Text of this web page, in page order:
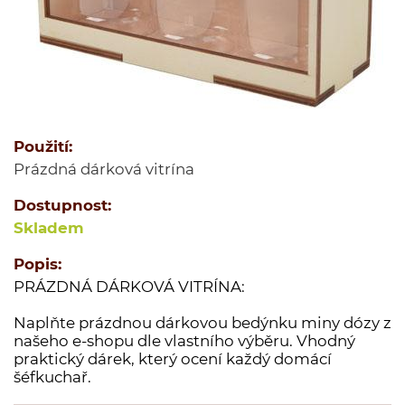
Jednodruhové koření
Kořenící směsi
Kořenící směsi pro masnou výrobu
Ovoce sušené
Polévky
Cukry a dochucovací cukry
Soli a dochucovací soli
Maďarské originální kořenící speciality
Sušené houby
Tekutá koření a dochucovadla
Marinády a pasty
Potravinové přípravky
Použití:
Prázdná dárková vitrína
Dostupnost:
Skladem
Popis:
PRÁZDNÁ DÁRKOVÁ VITRÍNA:
Naplňte prázdnou dárkovou bedýnku miny dózy z
našeho e-shopu dle vlastního výběru. Vhodný
praktický dárek, který ocení každý domácí
šéfkuchař.